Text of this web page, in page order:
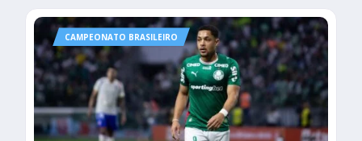
CAMPEONATO BRASILEIRO